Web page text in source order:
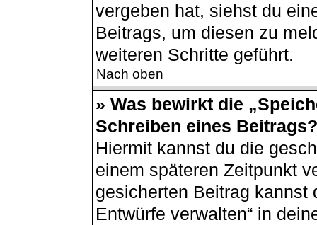
vergeben hat, siehst du
Beitrags, um diesen zu
weiteren Schritte geführt.
Nach oben
» Was bewirkt die
Schreiben eines Beitrags?
Hiermit kannst du die
einem späteren Zeitpunkt
gesicherten Beitrag kannst
Entwürfe verwalten“ in